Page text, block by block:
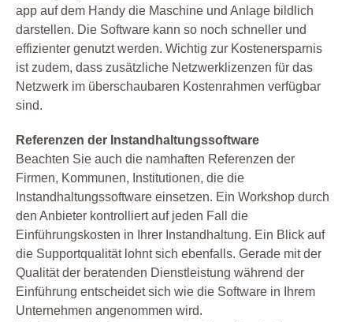
app auf dem Handy die Maschine und Anlage bildlich
darstellen. Die Software kann so noch schneller und
effizienter genutzt werden. Wichtig zur Kostenersparnis
ist zudem, dass zusätzliche Netzwerklizenzen für das
Netzwerk im überschaubaren Kostenrahmen verfügbar
sind.
Referenzen der Instandhaltungssoftware
Beachten Sie auch die namhaften Referenzen der
Firmen, Kommunen, Institutionen, die die
Instandhaltungssoftware einsetzen. Ein Workshop durch
den Anbieter kontrolliert auf jeden Fall die
Einführungskosten in Ihrer Instandhaltung. Ein Blick auf
die Supportqualität lohnt sich ebenfalls. Gerade mit der
Qualität der beratenden Dienstleistung während der
Einführung entscheidet sich wie die Software in Ihrem
Unternehmen angenommen wird.